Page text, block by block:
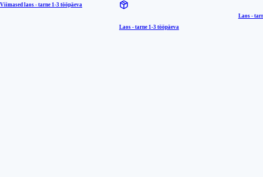
Viimased laos - tarne 1-3 tööpäeva
Laos - tarne 1-3 tööpäeva
Laos -